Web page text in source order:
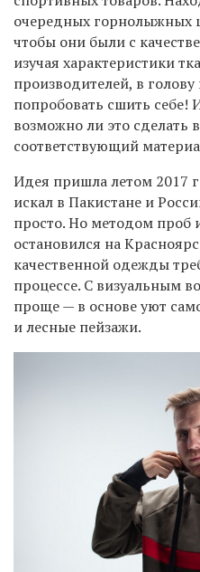
очередных горнолыжных
чтобы они были с
изучая характеристики
производителей, в
попробовать сшить себе!
возможно ли это сделать
соответствующий
Идея пришла летом 2017
искал в Пакистане и
просто. Но методом проб
остановился на
качественной одежды
процессе. С визуальным
проще — в основе уют
и лесные пейзажи.